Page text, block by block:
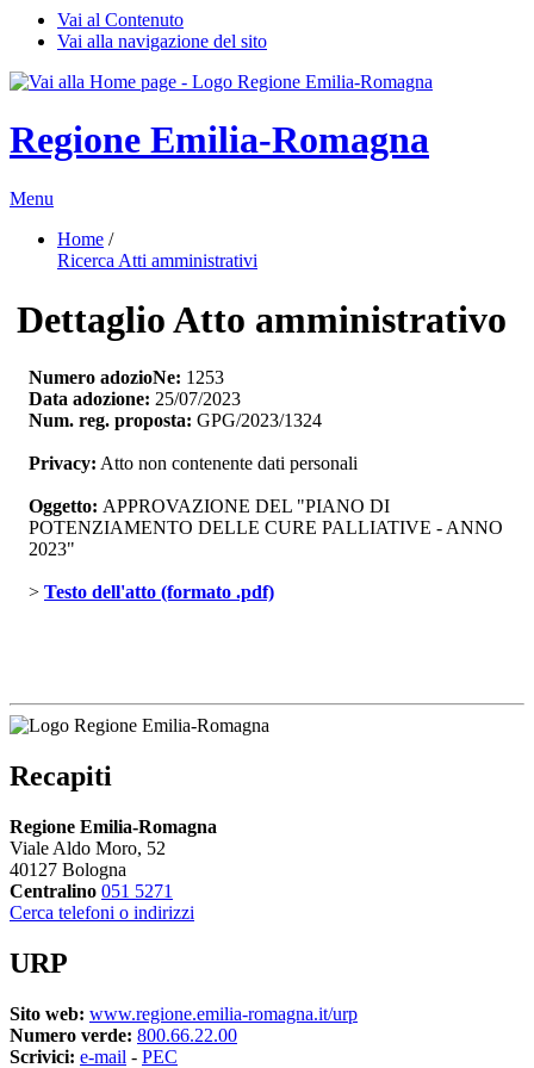
Vai al Contenuto
Vai alla navigazione del sito
Regione Emilia-Romagna
Menu
Home /
Ricerca Atti amministrativi
Dettaglio Atto amministrativo
Numero adozioNe: 1253
Data adozione: 25/07/2023
Num. reg. proposta: GPG/2023/1324
Privacy: Atto non contenente dati personali
Oggetto: APPROVAZIONE DEL "PIANO DI
POTENZIAMENTO DELLE CURE PALLIATIVE - ANNO
2023"
> Testo dell'atto (formato .pdf)
Recapiti
Regione Emilia-Romagna
Viale Aldo Moro, 52
40127 Bologna
Centralino 051 5271
Cerca telefoni o indirizzi
URP
Sito web: www.regione.emilia-romagna.it/urp
Numero verde: 800.66.22.00
Scrivici: e-mail - PEC